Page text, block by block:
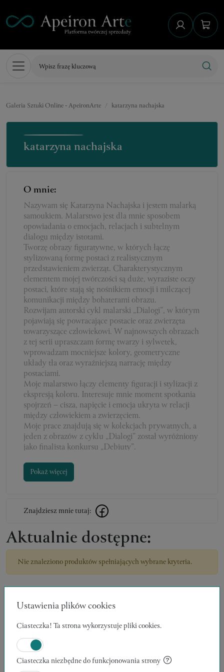
Galeria Sztuki Online - ApeironArte katarzyna nachajska
katarzyna nachajska
O mnie:
Nazywam się Katarzyna Nachajska i jestem malarką
samoukiem. Malarstwo jest dla mnie sposobem
opowiadania o emocjach, relacjach i subtelnym
dialogu między istotami.
Tworzę obrazy figuratywne, w których łączę
stylizowaną formę postaci z realistycznym
przedstawieniem zwierząt. Charakterystycznym
elementem mojej twórczości są duże, wyraziste oczy
postaci, które stają się nośnikiem emocji i milczącej
komunikacji między bohaterami obrazu.
Rozwijam autorski cykl malarski „Dialogi”, w którym
pojawiają się powracające postacie oraz zwierzęta
towarzyszące człowiekowi. W najnowszych obrazach
z tej serii upraszczam formę twarzy i sylwetek,
wprowadzam mocniejsze kolory, geometryczne
układy tła oraz wyraźniejszą narrację między
postaciami.
Moje malarstwo łączy elementy figuracji i stylizacji z
ekspresją koloru. Interesuje mnie moment spotkania
spojrzeń – cisza, napięcie i emocja ukryta w relacji
między człowiekiem a zwierzęciem.
Moje prace znajdują się w kolekcjach prywatnych, a
jeden z obrazów z cyklu „Dialogi” został wyróżniony
jako finalista konkursu „Debiuty”.
Pokaż więcej
Znajdziesz mnie tutaj:
Aktualnie dostępne:
Nie znaleziono produktów spełniających wybrane kryteria.
POKAŻ WIĘCEJ
Ustawienia plików cookies
Ciasteczka! Ta strona wykorzystuje pliki cookies.
Ciasteczka niezbędne do funkcjonowania strony